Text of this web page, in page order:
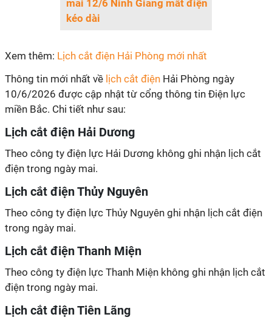
mai 12/6 Ninh Giang mất điện
kéo dài
Xem thêm: Lịch cắt điện Hải Phòng mới nhất
Thông tin mới nhất về lịch cắt điện Hải Phòng ngày
10/6/2026 được cập nhật từ cổng thông tin Điện lực
miền Bắc. Chi tiết như sau:
Lịch cắt điện Hải Dương
Theo công ty điện lực Hải Dương không ghi nhận lịch cắt
điện trong ngày mai.
Lịch cắt điện Thủy Nguyên
Theo công ty điện lực Thủy Nguyên ghi nhận lịch cắt điện
trong ngày mai.
Lịch cắt điện Thanh Miện
Theo công ty điện lực Thanh Miện không ghi nhận lịch cắt
điện trong ngày mai.
Lịch cắt điện Tiên Lãng